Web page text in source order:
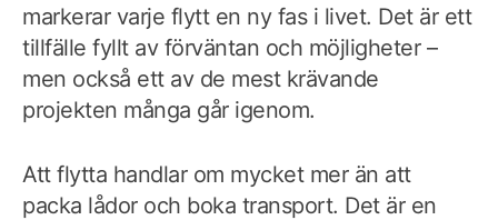
markerar varje flytt en ny fas i livet. Det är ett
tillfälle fyllt av förväntan och möjligheter –
men också ett av de mest krävande
projekten många går igenom.
Att flytta handlar om mycket mer än att
packa lådor och boka transport. Det är en